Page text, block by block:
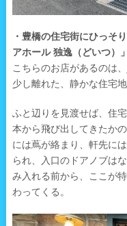
・豊橋の住宅街にひっそ
アホール 独逸（どいつ）」
こちらのお店があるのは
少し離れた、静かな住宅地
ふと辺りを見渡せば、住
本から飛び出してきたか
には蔦が絡まり、軒先に
られ、入口のドアノブは
み入れる前から、ここが
わってくる。